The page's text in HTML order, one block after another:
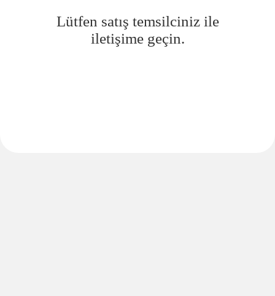
Lütfen satış temsilciniz ile
iletişime geçin.